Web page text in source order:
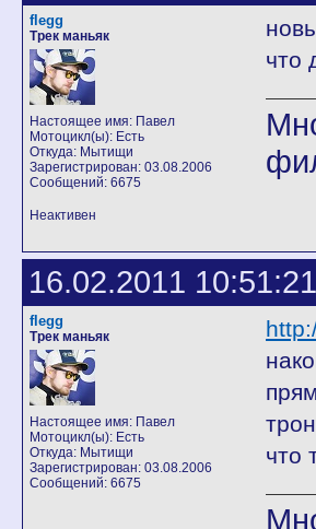
flegg
Трек маньяк
Настоящее имя: Павел
Мотоцикл(ы): Есть
Откуда: Мытищи
Зарегистрирован: 03.08.2006
Сообщений: 6675
что
Неактивен
16.02.2011 10:51:21
flegg
Трек маньяк
Настоящее имя: Павел
Мотоцикл(ы): Есть
Откуда: Мытищи
Зарегистрирован: 03.08.2006
Сообщений: 6675
что